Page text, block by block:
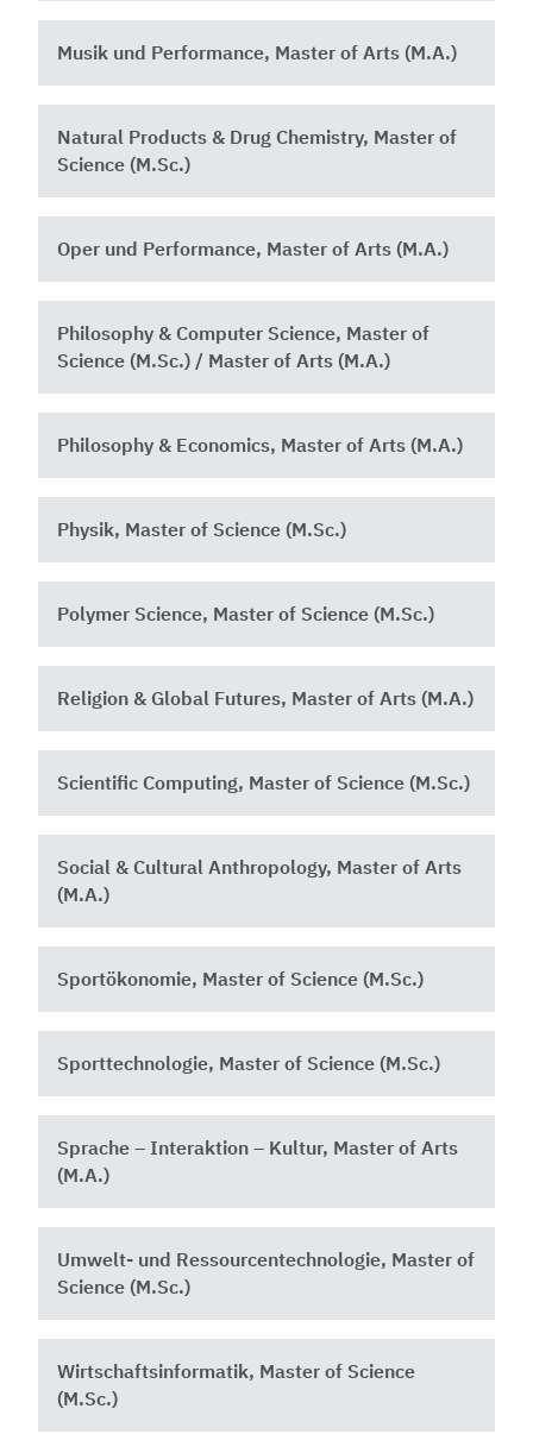
Musik und Performance, Master of Arts (M.A.)
Natural Products & Drug Chemistry, Master of
Science (M.Sc.)
Oper und Performance, Master of Arts (M.A.)
Philosophy & Computer Science, Master of
Science (M.Sc.) / Master of Arts (M.A.)
Philosophy & Economics, Master of Arts (M.A.)
Physik, Master of Science (M.Sc.)
Polymer Science, Master of Science (M.Sc.)
Religion & Global Futures, Master of Arts (M.A.)
Scientific Computing, Master of Science (M.Sc.)
Social & Cultural Anthropology, Master of Arts
(M.A.)
Sportökonomie, Master of Science (M.Sc.)
Sporttechnologie, Master of Science (M.Sc.)
Sprache – Interaktion – Kultur, Master of Arts
(M.A.)
Umwelt- und Ressourcentechnologie, Master of
Science (M.Sc.)
Wirtschaftsinformatik, Master of Science
(M.Sc.)